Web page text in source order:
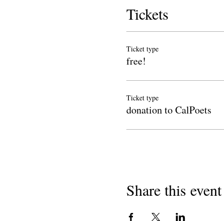
Tickets
Ticket type
free!
Ticket type
donation to CalPoets
Share this event